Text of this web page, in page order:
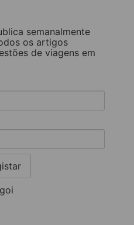
semanalmente
os artigos
de viagens em